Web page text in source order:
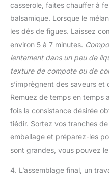
casserole, faites chauffer à
balsamique. Lorsque le
les dés de figues. Laissez
environ 5 à 7 minutes.
lentement dans un peu de
texture de compote ou de
s’imprègnent des saveurs
Remuez de temps en temps
fois la consistance désirée
tiédir. Sortez vos tranches
emballage et préparez-les
sont grandes, vous pouvez
4. L’assemblage final, un